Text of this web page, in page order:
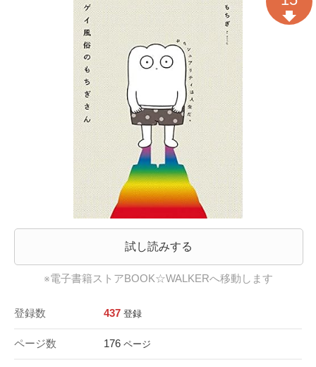
試し読みする
※電子書籍ストアBOOK☆WALKERへ移動します
登録数 437 登録
ページ数 176 ページ